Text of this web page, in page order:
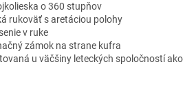
o 360 stupňov
rukoväť s aretáciou polohy
v ruke
zámok na strane kufra
u väčšiny leteckých spoločností